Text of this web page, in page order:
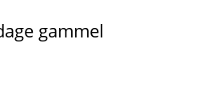
gammel